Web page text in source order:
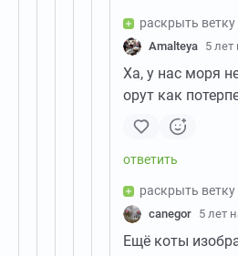
раскрыть ветку
Amalteya 5 лет
Ха, у нас моря
орут как
раскрыть ветку
canegor 5 лет
Ещё коты